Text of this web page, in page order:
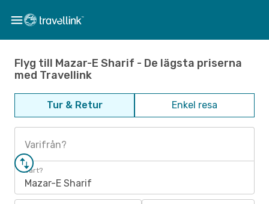
Flyg till Mazar-E Sharif - De lägsta priserna
med Travellink
Tur & Retur Enkel resa
Varifrån?
Vart?
Mazar-E Sharif